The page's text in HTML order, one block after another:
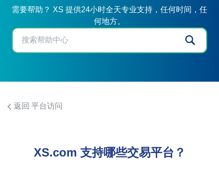
需要帮助？ XS 提供24小时全天专业支持，任何时间，任
何地方。
返回 平台访问
XS.com 支持哪些交易平台？